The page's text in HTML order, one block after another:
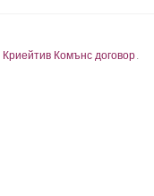
Криейтив Комънс договор.